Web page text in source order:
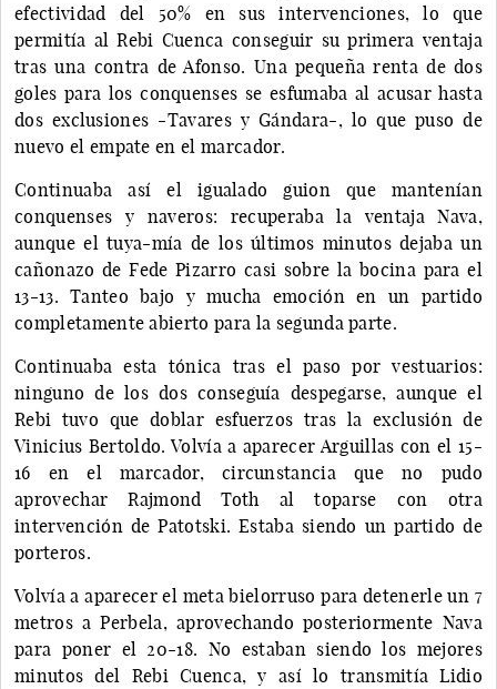
efectividad del 50% en sus intervenciones, lo que
permitía al Rebi Cuenca conseguir su primera ventaja
tras una contra de Afonso. Una pequeña renta de dos
goles para los conquenses se esfumaba al acusar hasta
dos exclusiones -Tavares y Gándara-, lo que puso de
nuevo el empate en el marcador.
Continuaba así el igualado guion que mantenían
conquenses y naveros: recuperaba la ventaja Nava,
aunque el tuya-mía de los últimos minutos dejaba un
cañonazo de Fede Pizarro casi sobre la bocina para el
13-13. Tanteo bajo y mucha emoción en un partido
completamente abierto para la segunda parte.
Continuaba esta tónica tras el paso por vestuarios:
ninguno de los dos conseguía despegarse, aunque el
Rebi tuvo que doblar esfuerzos tras la exclusión de
Vinicius Bertoldo. Volvía a aparecer Arguillas con el 15-
16 en el marcador, circunstancia que no pudo
aprovechar Rajmond Toth al toparse con otra
intervención de Patotski. Estaba siendo un partido de
porteros.
Volvía a aparecer el meta bielorruso para detenerle un 7
metros a Perbela, aprovechando posteriormente Nava
para poner el 20-18. No estaban siendo los mejores
minutos del Rebi Cuenca, y así lo transmitía Lidio